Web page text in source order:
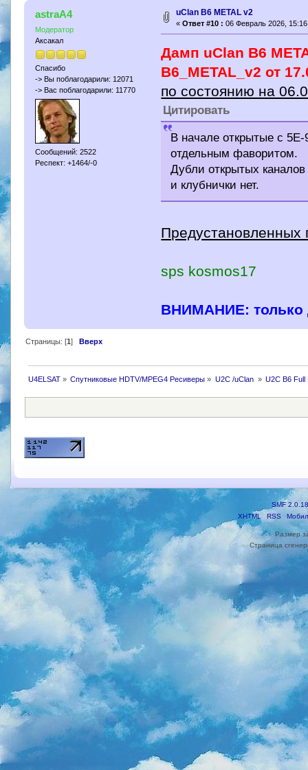
astraA4
Модератор
Аксакал
Спасибо
-> Вы поблагодарили: 12071
-> Вас поблагодарили: 11770
Сообщений: 2522
Респект: +1464/-0
uClan B6 METAL v2
« Ответ #10 : 06 Февраль 2026,
Дамп uClan B6
B6_METAL_v2 от
по состоянию на
Цитировать
В начале открытые с
отдельным фаворитом.
Дубли открытых каналов
и клубнички нет.
Предустановленных
sps kosmos17
ВНИМАНИЕ: только
Страницы: [1] Вверх
U4ELSAT» Спутниковые HDTV/MPEG4 Ресиверы » U2C /uClan » U2C B6 Full
SMF 2.0.18
XHTML
RSS
Размер
Страница